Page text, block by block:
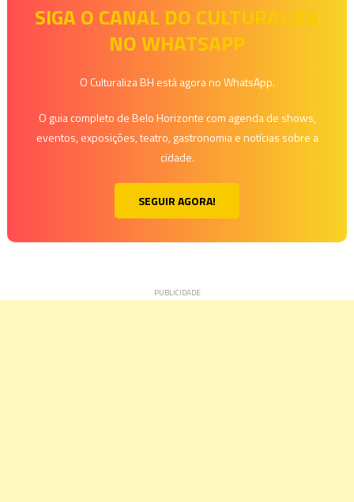
SIGA O CANAL DO CULTURALIZA
NO WHATSAPP
O Culturaliza BH está agora no WhatsApp.
O guia completo de Belo Horizonte com agenda de shows,
eventos, exposições, teatro, gastronomia e notícias sobre a
cidade.
SEGUIR AGORA!